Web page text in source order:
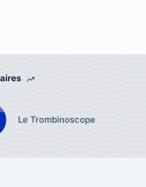
Le Trombinoscope